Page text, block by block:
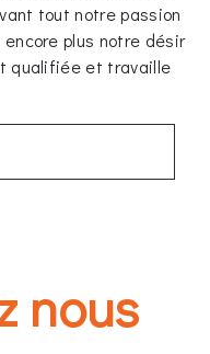
tout notre passion
plus notre désir
qualifiée et travaille
nous